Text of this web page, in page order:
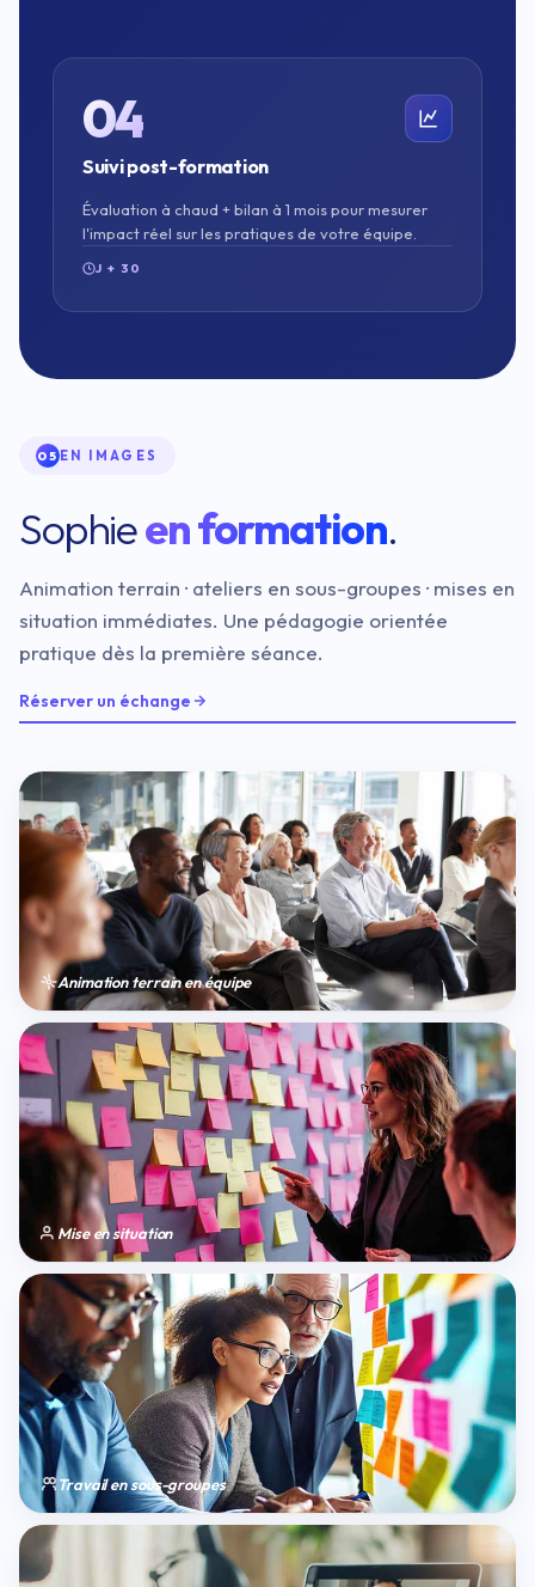
04
Suivi post-formation
Évaluation à chaud + bilan à 1 mois pour mesurer
l'impact réel sur les pratiques de votre équipe.
J + 30
05EN IMAGES
Sophieen formation.
Animation terrain · ateliers en sous-groupes · mises en
situation immédiates. Une pédagogie orientée
pratique dès la première séance.
Réserver un échange
Animation terrain en équipe
Mise en situation
Travail en sous-groupes